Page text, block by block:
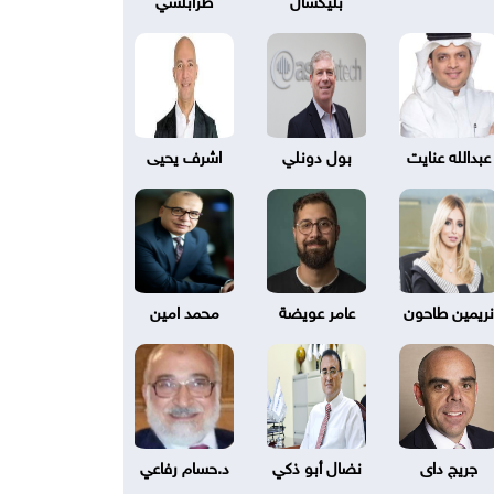
عبدالله عنايت بول دونلي اشرف يحيى
نريمين طاحون عامر عويضة محمد امين
جريج داى نضال أبو ذكي د.حسام رفاعي